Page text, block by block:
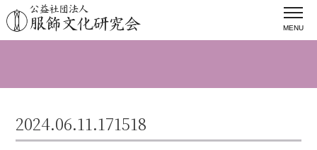
MENU
2024.06.11.171518